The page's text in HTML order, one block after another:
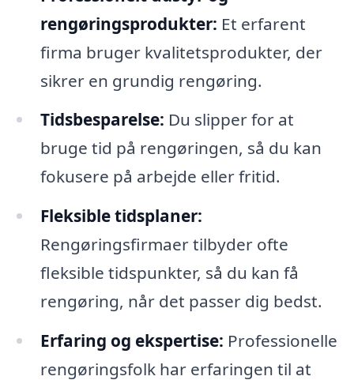
rengøringsprodukter: Et erfarent
firma bruger kvalitetsprodukter, der
sikrer en grundig rengøring.
Tidsbesparelse: Du slipper for at
bruge tid på rengøringen, så du kan
fokusere på arbejde eller fritid.
Fleksible tidsplaner:
Rengøringsfirmaer tilbyder ofte
fleksible tidspunkter, så du kan få
rengøring, når det passer dig bedst.
Erfaring og ekspertise: Professionelle
rengøringsfolk har erfaringen til at